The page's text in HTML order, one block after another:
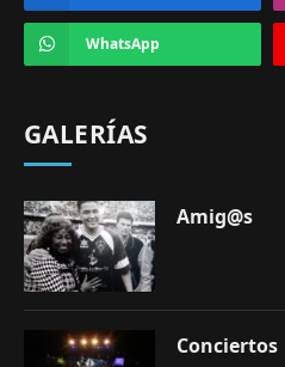
WhatsApp
GALERÍAS
Amig@s
Conciertos